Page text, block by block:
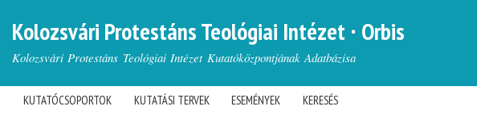
Kolozsvári Protestáns Teológiai Intézet ∙ Orbis
Kolozsvári Protestáns Teológiai Intézet Kutatóközpontjának Adatbázisa
Languages
MAIN MENU
KUTATÓCSOPORTOK KUTATÁSI TERVEK ESEMÉNYEK KERESÉS